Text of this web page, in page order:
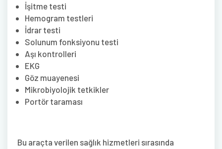
İşitme testi
Hemogram testleri
İdrar testi
Solunum fonksiyonu testi
Aşı kontrolleri
EKG
Göz muayenesi
Mikrobiyolojik tetkikler
Portör taraması
Bu araçta verilen sağlık hizmetleri sırasında